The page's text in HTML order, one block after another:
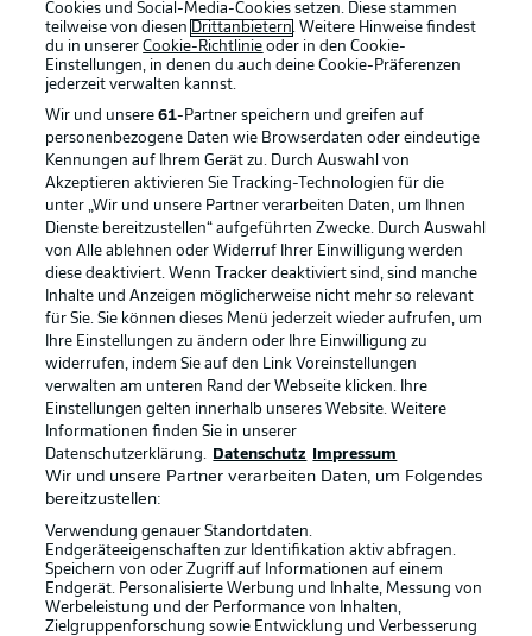
BUNDESLIGA APP
Offizielle Partner
Rechtliche Hinweise Voreinstellungen verwalten
Datenschutz Nutzungsbedingungen
Cookies und Social-Media-Cookies setzen. Diese stammen
teilweise von diesen Drittanbietern. Weitere Hinweise findest
du in unsererCookie-Richtlinie oder in den Cookie-
Einstellungen, in denen du auch deine Cookie-Präferenzen
jederzeit verwalten kannst.
Wir und unsere61-Partner speichern und greifen auf
personenbezogene Daten wie Browserdaten oder eindeutige
Kennungen auf Ihrem Gerät zu. Durch Auswahl von
Akzeptieren aktivieren Sie Tracking-Technologien für die
unter „Wir und unsere Partner verarbeiten Daten, um Ihnen
Dienste bereitzustellen“ aufgeführten Zwecke. Durch Auswahl
von Alle ablehnen oder Widerruf Ihrer Einwilligung werden
diese deaktiviert. Wenn Tracker deaktiviert sind, sind manche
Inhalte und Anzeigen möglicherweise nicht mehr so relevant
für Sie. Sie können dieses Menü jederzeit wieder aufrufen, um
Ihre Einstellungen zu ändern oder Ihre Einwilligung zu
widerrufen, indem Sie auf den Link Voreinstellungen
verwalten am unteren Rand der Webseite klicken. Ihre
Einstellungen gelten innerhalb unseres Website. Weitere
Informationen finden Sie in unserer
Datenschutzerklärung.
Datenschutz Impressum
Wir und unsere Partner verarbeiten Daten, um Folgendes
bereitzustellen:
Verwendung genauer Standortdaten.
Endgeräteeigenschaften zur Identifikation aktiv abfragen.
Speichern von oder Zugriff auf Informationen auf einem
Endgerät. Personalisierte Werbung und Inhalte, Messung von
Werbeleistung und der Performance von Inhalten,
Zielgruppenforschung sowie Entwicklung und Verbesserung